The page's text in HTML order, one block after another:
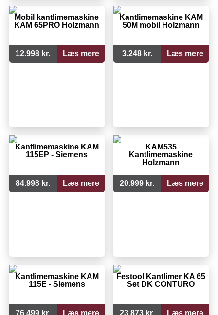
Mobil kantlimemaskine
KAM 65PRO Holzmann
12.998 kr. Læs mere
Kantlimemaskine KAM
50M mobil Holzmann
3.248 kr. Læs mere
Kantlimemaskine KAM
115EP - Siemens
84.998 kr. Læs mere
KAM535
Kantlimemaskine
Holzmann
20.999 kr. Læs mere
Kantlimemaskine KAM
115E - Siemens
76.499 kr. Læs mere
Festool Kantlimer KA 65
Set DK CONTURO
23.873 kr. Læs mere